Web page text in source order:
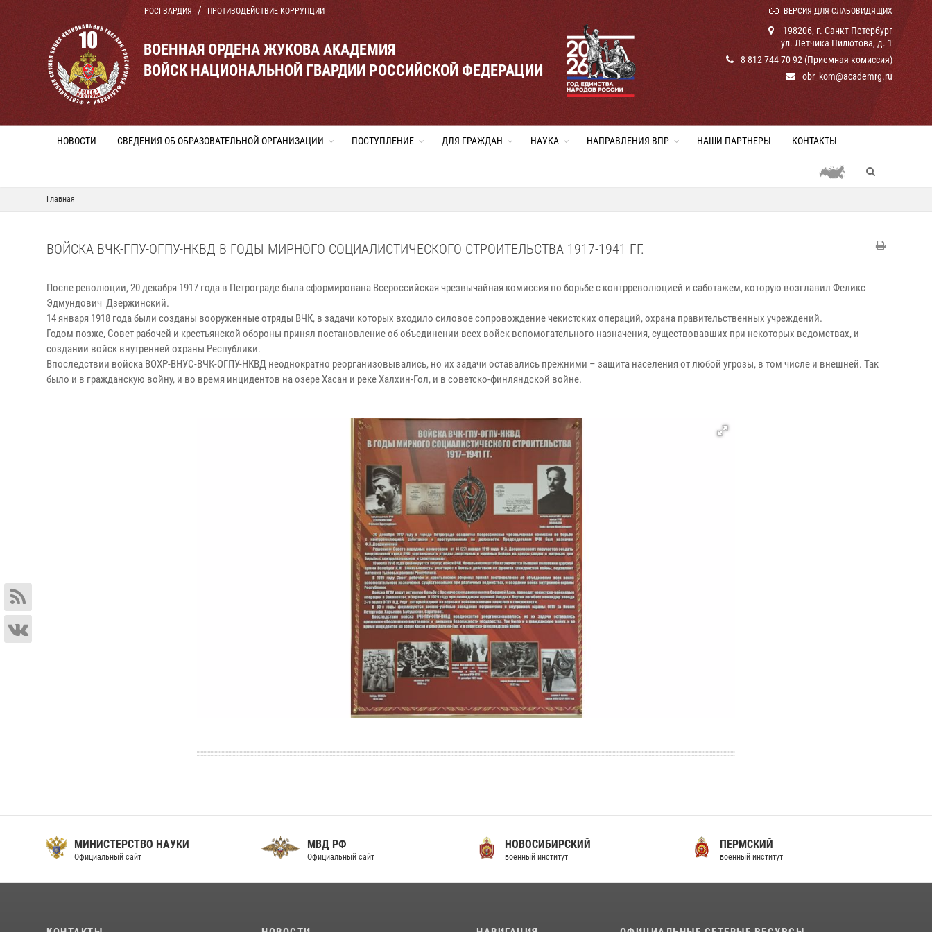
РОСГВАРДИЯ ПРОТИВОДЕЙСТВИЕ КОРРУПЦИИ ВЕРСИЯ ДЛЯ СЛАБОВИДЯЩИХ
ВОЕННАЯ ОРДЕНА ЖУКОВА АКАДЕМИЯ
ВОЙСК НАЦИОНАЛЬНОЙ ГВАРДИИ РОССИЙСКОЙ ФЕДЕРАЦИИ
198206, г. Санкт-Петербург
ул. Летчика Пилютова, д. 1
8-812-744-70-92 (Приемная комиссия)
obr_kom@academrg.ru
НОВОСТИ СВЕДЕНИЯ ОБ ОБРАЗОВАТЕЛЬНОЙ ОРГАНИЗАЦИИ ПОСТУПЛЕНИЕ ДЛЯ ГРАЖДАН НАУКА НАПРАВЛЕНИЯ ВПР НАШИ ПАРТНЕРЫ КОНТАКТЫ
Главная
ВОЙСКА ВЧК-ГПУ-ОГПУ-НКВД В ГОДЫ МИРНОГО СОЦИАЛИСТИЧЕСКОГО СТРОИТЕЛЬСТВА 1917-1941 ГГ.
После революции, 20 декабря 1917 года в Петрограде была сформирована Всероссийская чрезвычайная комиссия по борьбе с контрреволюцией и саботажем, которую возглавил Феликс
Эдмундович Дзержинский.
14 января 1918 года были созданы вооруженные отряды ВЧК, в задачи которых входило силовое сопровождение чекистских операций, охрана правительственных учреждений.
Годом позже, Совет рабочей и крестьянской обороны принял постановление об объединении всех войск вспомогательного назначения, существовавших при некоторых ведомствах, и
создании войск внутренней охраны Республики.
Впоследствии войска ВОХР-ВНУС-ВЧК-ОГПУ-НКВД неоднократно реорганизовывались, но их задачи оставались прежними – защита населения от любой угрозы, в том числе и внешней. Так
было и в гражданскую войну, и во время инцидентов на озере Хасан и реке Халхин-Гол, и в советско-финляндской войне.
МИНИСТЕРСТВО НАУКИ
Официальный сайт
МВД РФ
Официальный сайт
НОВОСИБИРСКИЙ
военный институт
ПЕРМСКИЙ
военный институт